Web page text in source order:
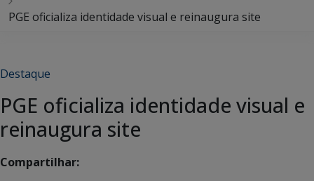
PGE oficializa identidade visual e reinaugura site
Destaque
PGE oficializa identidade visual e
reinaugura site
Compartilhar: